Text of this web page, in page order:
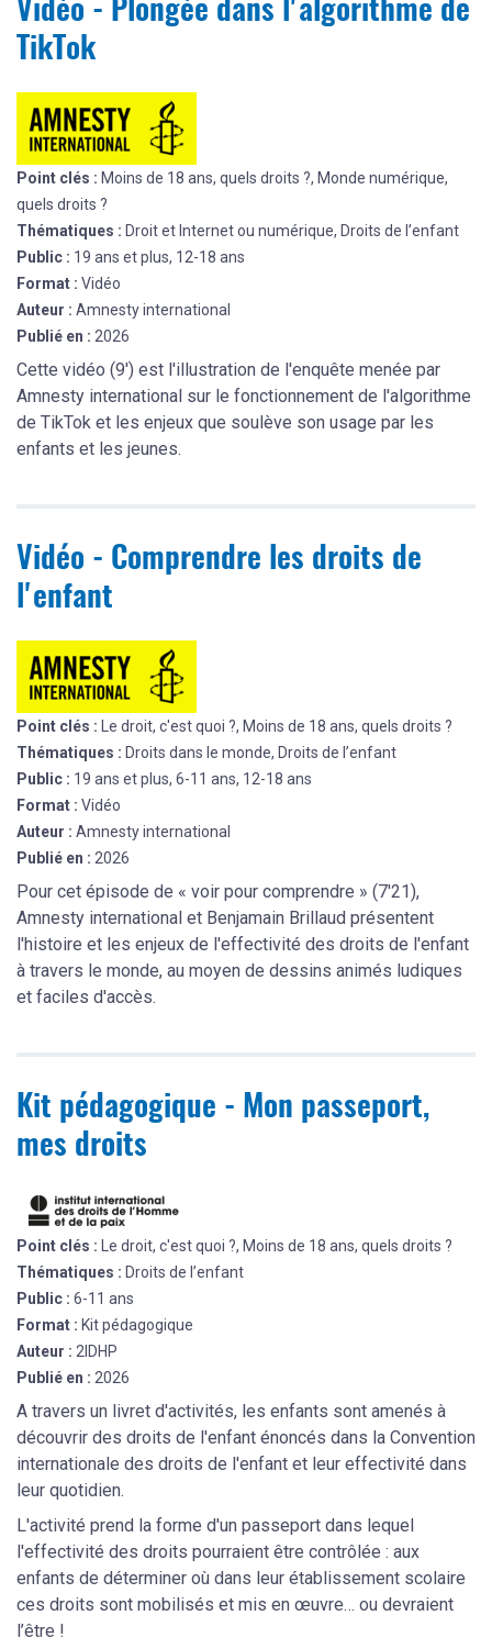
Vidéo - Plongée dans l'algorithme de
TikTok
Point clés : Moins de 18 ans, quels droits ?, Monde numérique,
quels droits ?
Thématiques : Droit et Internet ou numérique, Droits de l’enfant
Public : 19 ans et plus, 12-18 ans
Format : Vidéo
Auteur : Amnesty international
Publié en : 2026
Cette vidéo (9') est l'illustration de l'enquête menée par
Amnesty international sur le fonctionnement de l'algorithme
de TikTok et les enjeux que soulève son usage par les
enfants et les jeunes.
Vidéo - Comprendre les droits de
l'enfant
Point clés : Le droit, c'est quoi ?, Moins de 18 ans, quels droits ?
Thématiques : Droits dans le monde, Droits de l’enfant
Public : 19 ans et plus, 6-11 ans, 12-18 ans
Format : Vidéo
Auteur : Amnesty international
Publié en : 2026
Pour cet épisode de « voir pour comprendre » (7'21),
Amnesty international et Benjamain Brillaud présentent
l'histoire et les enjeux de l'effectivité des droits de l'enfant
à travers le monde, au moyen de dessins animés ludiques
et faciles d'accès.
Kit pédagogique - Mon passeport,
mes droits
Point clés : Le droit, c'est quoi ?, Moins de 18 ans, quels droits ?
Thématiques : Droits de l’enfant
Public : 6-11 ans
Format : Kit pédagogique
Auteur : 2IDHP
Publié en : 2026
A travers un livret d'activités, les enfants sont amenés à
découvrir des droits de l'enfant énoncés dans la Convention
internationale des droits de l'enfant et leur effectivité dans
leur quotidien.
L'activité prend la forme d'un passeport dans lequel
l'effectivité des droits pourraient être contrôlée : aux
enfants de déterminer où dans leur établissement scolaire
ces droits sont mobilisés et mis en œuvre… ou devraient
l’être !